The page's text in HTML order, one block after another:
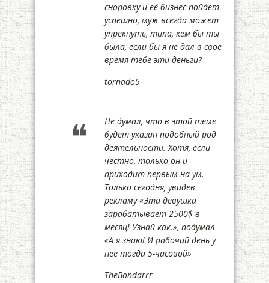
сноровку и её бизнес пойдет
успешно, муж всегда может
упрекнуть, типа, кем бы ты
была, если бы я не дал в свое
время тебе эти деньги?
tornado5
Не думал, что в этой теме
будет указан подобный род
деятельности. Хотя, если
честно, только он и
приходит первым на ум.
Только сегодня, увидев
рекламу «Эта девушка
зарабатывает 2500$ в
месяц! Узнай как.», подумал
«А я знаю! И рабочий день у
нее тогда 5-часовой»
TheBondarrr